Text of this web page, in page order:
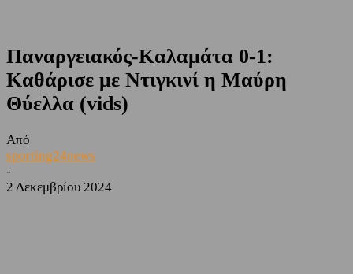
Παναργειακός-Καλαμάτα 0-1:
Καθάρισε με Ντιγκινί η Μαύρη
Θύελλα (vids)
Από
sporting24news
-
2 Δεκεμβρίου 2024